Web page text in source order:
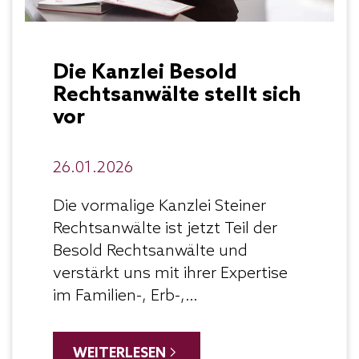
Entgegen landläufiger Meinung
generell sechs Monate Zeit, die
Kaution zurückzugeben. Der
Vermieter hat eine
überlegen, welche Forderungen er
machen möchte. Das können, wie
eingangs erwähnt, neben
Schadensersatz auch noch in der
Zukunft noch abzurechnende
Nebenkosten sein.
hinterlassen haben, ist zu
Die Kanzlei Besold
Rechtsanwälte stellt sich
vor
26.01.2026
Die vormalige Kanzlei Steiner
Rechtsanwälte ist jetzt Teil der
Besold Rechtsanwälte und
verstärkt uns mit ihrer Expertise
im Familien-, Erb-,
WEITERLESEN